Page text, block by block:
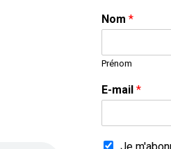
Nom *
Prénom
E-mail *